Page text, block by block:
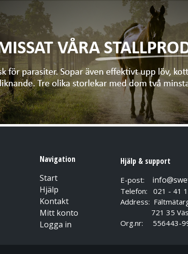
Navigation
Start
Hjälp
Kontakt
Mitt konto
Logga in
Hjälp & support
E-post:
Telefon: 021 - 41
Address:
721 35
Org.nr: 556443-